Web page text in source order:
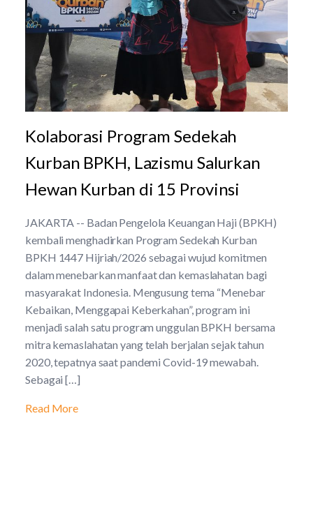
Kolaborasi Program Sedekah
Kurban BPKH, Lazismu Salurkan
Hewan Kurban di 15 Provinsi
JAKARTA -- Badan Pengelola Keuangan Haji (BPKH)
kembali menghadirkan Program Sedekah Kurban
BPKH 1447 Hijriah/2026 sebagai wujud komitmen
dalam menebarkan manfaat dan kemaslahatan bagi
masyarakat Indonesia. Mengusung tema “Menebar
Kebaikan, Menggapai Keberkahan”, program ini
menjadi salah satu program unggulan BPKH bersama
mitra kemaslahatan yang telah berjalan sejak tahun
2020, tepatnya saat pandemi Covid-19 mewabah.
Sebagai […]
Read More